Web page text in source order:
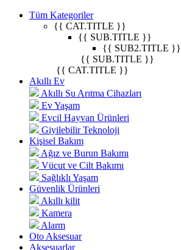
Tüm Kategoriler
{{ CAT.TITLE }}
{{ SUB.TITLE }}
{{ SUB2.TITLE }}
{{ SUB.TITLE }}
{{ CAT.TITLE }}
Akıllı Ev
Akıllı Su Arıtma Cihazları
Ev Yaşam
Evcil Hayvan Ürünleri
Giyilebilir Teknoloji
Kişisel Bakım
Ağız ve Burun Bakımı
Vücut ve Cilt Bakımı
Sağlıklı Yaşam
Güvenlik Ürünleri
Akıllı kilit
Kamera
Alarm
Oto Aksesuar
Aksesuarlar